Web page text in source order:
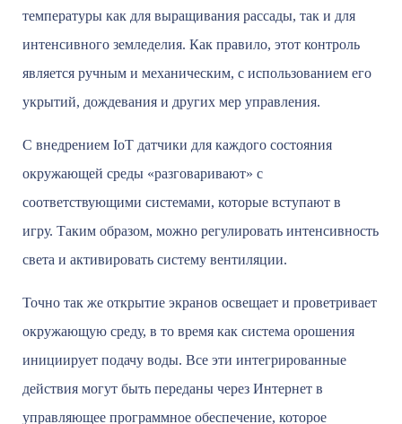
температуры как для выращивания рассады, так и для
интенсивного земледелия. Как правило, этот контроль
является ручным и механическим, с использованием его
укрытий, дождевания и других мер управления.
С внедрением IoT датчики для каждого состояния
окружающей среды «разговаривают» с
соответствующими системами, которые вступают в
игру. Таким образом, можно регулировать интенсивность
света и активировать систему вентиляции.
Точно так же открытие экранов освещает и проветривает
окружающую среду, в то время как система орошения
инициирует подачу воды. Все эти интегрированные
действия могут быть переданы через Интернет в
управляющее программное обеспечение, которое